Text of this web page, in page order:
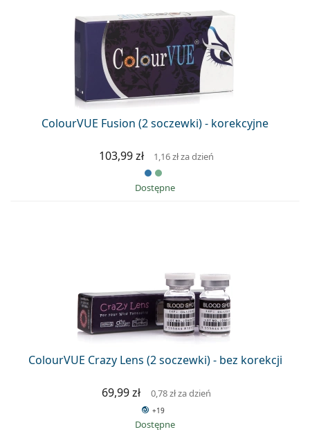
ColourVUE Fusion (2 soczewki) - korekcyjne
103,99 zł 1,16 złza dzień
Dostępne
ColourVUE Crazy Lens (2 soczewki) - bez korekcji
69,99 zł 0,78 złza dzień
+19
Dostępne